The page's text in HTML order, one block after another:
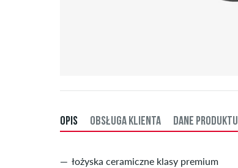
OPIS OBSŁUGA KLIENTA DANE PRODUKTU
łożyska ceramiczne klasy premium